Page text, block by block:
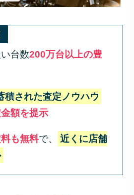
台数200万台以上の豊
積された査定ノウハウ
額を提示
も無料で、
近くに店舗